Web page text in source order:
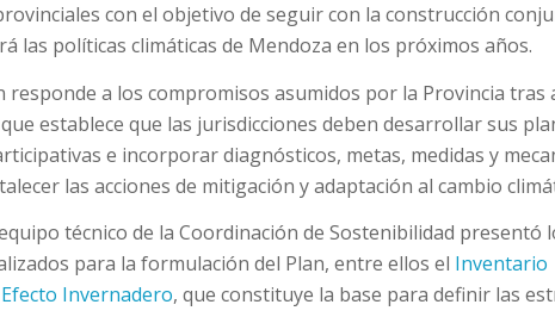
con el objetivo de seguir con la construcción
las políticas climáticas de Mendoza en los próximos años.
responde a los compromisos asumidos por la Provincia tras
establece que las jurisdicciones deben desarrollar sus
e incorporar diagnósticos, metas, medidas y
las acciones de mitigación y adaptación al cambio
técnico de la Coordinación de Sostenibilidad presentó
para la formulación del Plan, entre ellos el Inventario
Invernadero, que constituye la base para definir las